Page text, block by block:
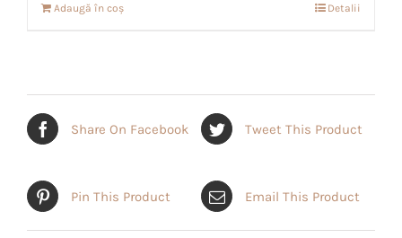
Adaugă în coș Detalii
Share On Facebook Tweet This Product
Pin This Product Email This Product